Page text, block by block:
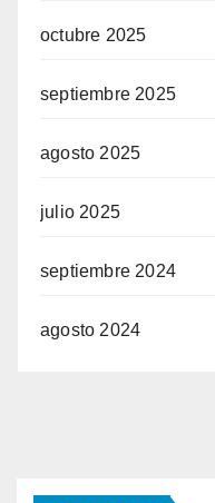
octubre 2025
septiembre 2025
agosto 2025
julio 2025
septiembre 2024
agosto 2024